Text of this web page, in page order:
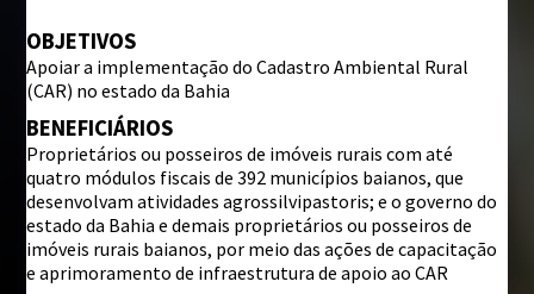
Institucional
Projetos
Outras publicações
FALE CONOSCO
Perguntas frequentes
OBJETIVOS
Apoiar a implementação do Cadastro Ambiental Rural
(CAR) no estado da Bahia
BENEFICIÁRIOS
Proprietários ou posseiros de imóveis rurais com até
quatro módulos fiscais de 392 municípios baianos, que
desenvolvam atividades agrossilvipastoris; e o governo do
estado da Bahia e demais proprietários ou posseiros de
imóveis rurais baianos, por meio das ações de capacitação
e aprimoramento de infraestrutura de apoio ao CAR